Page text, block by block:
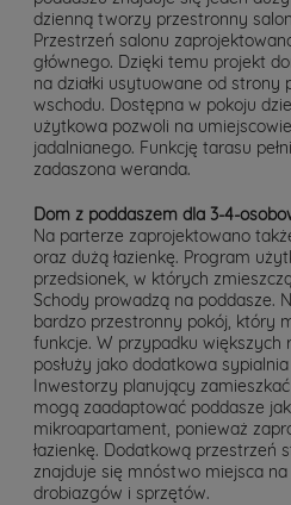
dzienną tworzy przestronny
Przestrzeń salonu
głównego. Dzięki temu projekt
na działki usytuowane od strony
wschodu. Dostępna w pokoju
użytkowa pozwoli na
jadalnianego. Funkcję tarasu
zadaszona weranda.
Dom z poddaszem dla 3-4-
Na parterze zaprojektowano
oraz dużą łazienkę. Program
przedsionek, w których
Schody prowadzą na poddasze.
bardzo przestronny pokój, który
funkcje. W przypadku większych
posłuży jako dodatkowa
Inwestorzy planujący
mogą zaadaptować poddasze
mikroapartament, ponieważ
łazienkę. Dodatkową przestrzeń
znajduje się mnóstwo miejsca
drobiazgów i sprzętów.